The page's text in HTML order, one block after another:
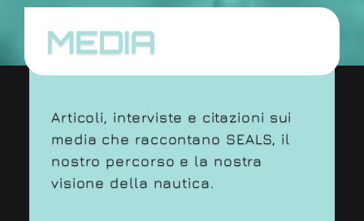
MEDIA
Articoli, interviste e citazioni sui
media che raccontano SEALS, il
nostro percorso e la nostra
visione della nautica.